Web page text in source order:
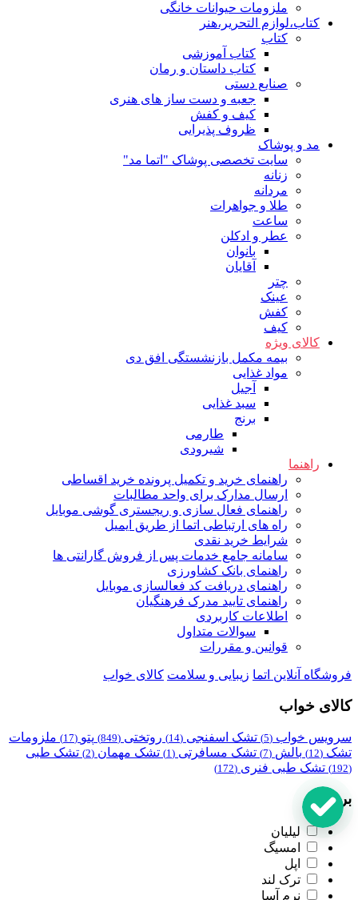
ملزومات حیوانات خانگی
کتاب،لوازم التحریر،هنر
کتاب
کتاب آموزشی
کتاب داستان و رمان
صنایع دستی
جعبه و دست ساز های هنری
کیف و کفش
ظروف پذیرایی
مد و پوشاک
سایت تخصصی پوشاک "اتما مد"
زنانه
مردانه
طلا و جواهرات
ساعت
عطر و ادکلن
بانوان
آقایان
چتر
عینک
کفش
کیف
کالای ویژه
بیمه مکمل بازنشستگی افق دی
مواد غذایی
آجیل
سبد غذایی
برنج
طارمی
شیرودی
راهنما
راهنمای خرید و تکمیل پرونده خرید اقساطی
ارسال مدارک برای واحد مطالبات
راهنمای فعال سازی و ریجستری گوشی موبایل
راه های ارتباطی اتما از طریق ایمیل
شرایط خرید نقدی
سامانه جامع خدمات پس از فروش گارانتی ها
راهنمای بانک کشاورزی
راهنمای دریافت کد فعالسازی موبایل
راهنمای تایید مدرک فرهنگیان
اطلاعات کاربردی
سوالات متداول
قوانین و مقررات
فروشگاه آنلاین اتما زیبایی و سلامت کالای خواب
کالای خواب
سرویس خواب (5) تشک اسفنجی (14) روتختی (849) پتو (17)
ملزومات
تشک (12) بالش (7) تشک مسافرتی (1) تشک مهمان (2) تشک طبی
(192) تشک طبی فنری (172)
برند
لیلیان
امسیگ
اپل
ترک لند
نرم آسا